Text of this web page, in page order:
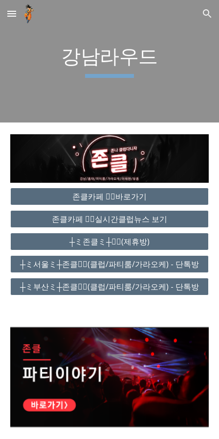
Skip to main content Skip to navigation
강남라우드
존클카페 ❤️‍🔥바로가기
존클카페 ❤️‍🔥실시간클럽뉴스 보기
┼ミ존클ミ┼❤️‍🔥(제휴방)
┼ミ서울ミ┼존클❤️‍🔥(클럽/파티룸/가라오케) - 단톡방
┼ミ부산ミ┼존클❤️‍🔥(클럽/파티룸/가라오케) - 단톡방